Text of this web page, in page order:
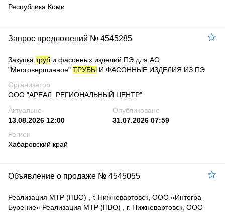
Республика Коми
Запрос предложений № 4545285
Закупка труб и фасонных изделий ПЭ для АО
"Многовершинное" ТРУБЫ И ФАСОННЫЕ ИЗДЕЛИЯ ИЗ ПЭ
Организатор
ООО "АРЕАЛ. РЕГИОНАЛЬНЫЙ ЦЕНТР"
Актуально
13.08.2026 12:00
Опубликовано
31.07.2026 07:59
Регион
Хабаровский край
Объявление о продаже № 4545055
Реализация МТР (ПВО) , г. Нижневартовск, ООО «Интегра-
Бурение» Реализация МТР (ПВО) , г. Нижневартовск, ООО